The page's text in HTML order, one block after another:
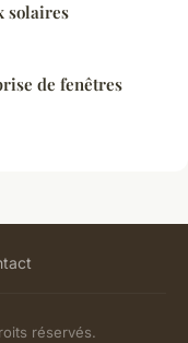
solaires
de fenêtres
réservés.